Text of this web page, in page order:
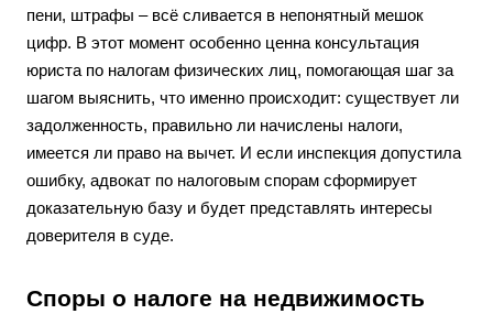
пени, штрафы – всё сливается в непонятный мешок
цифр. В этот момент особенно ценна консультация
юриста по налогам физических лиц, помогающая шаг за
шагом выяснить, что именно происходит: существует ли
задолженность, правильно ли начислены налоги,
имеется ли право на вычет. И если инспекция допустила
ошибку, адвокат по налоговым спорам сформирует
доказательную базу и будет представлять интересы
доверителя в суде.
Споры о налоге на недвижимость